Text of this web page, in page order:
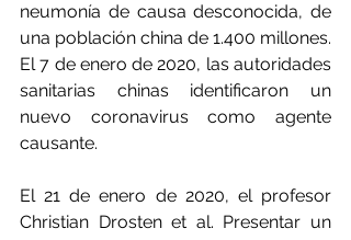
neumonía de causa desconocida, de
una población china de 1.400 millones.
El 7 de enero de 2020, las autoridades
sanitarias chinas identificaron un
nuevo coronavirus como agente
causante.
El 21 de enero de 2020, el profesor